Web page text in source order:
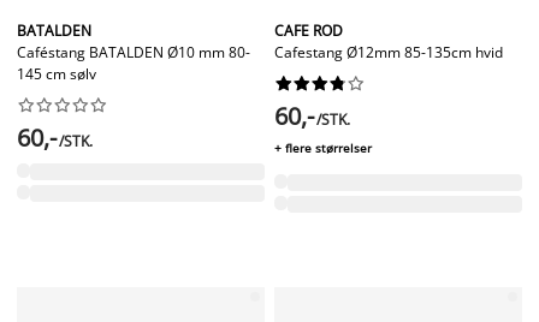
BATALDEN
Caféstang BATALDEN Ø10 mm 80-
145 cm sølv






60,-/STK.
CAFE ROD
Cafestang Ø12mm 85-135cm hvid






60,-/STK.
+ flere størrelser